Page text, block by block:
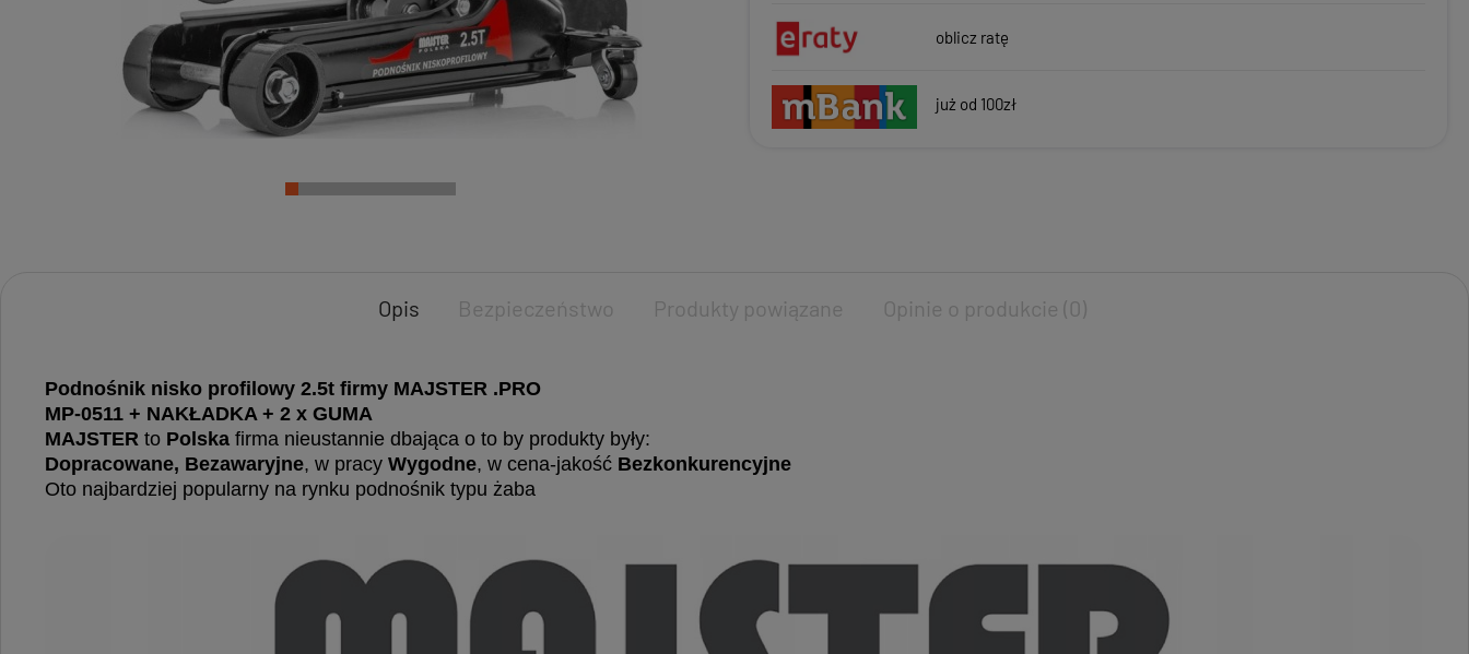
oblicz ratę
już od 100zł
Opis Bezpieczeństwo Produkty powiązane Opinie o produkcie (0)
Podnośnik nisko profilowy 2.5t firmy MAJSTER .PRO
MP-0511 + NAKŁADKA + 2 x GUMA
MAJSTER to Polska firma nieustannie dbająca o to by produkty były:
Dopracowane, Bezawaryjne, w pracy Wygodne, w cena-jakość Bezkonkurencyjne
Oto najbardziej popularny na rynku podnośnik typu żaba